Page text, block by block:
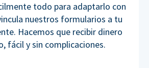
todo para adaptarlo con
nuestros formularios a tu
Hacemos que recibir dinero
fácil y sin complicaciones.